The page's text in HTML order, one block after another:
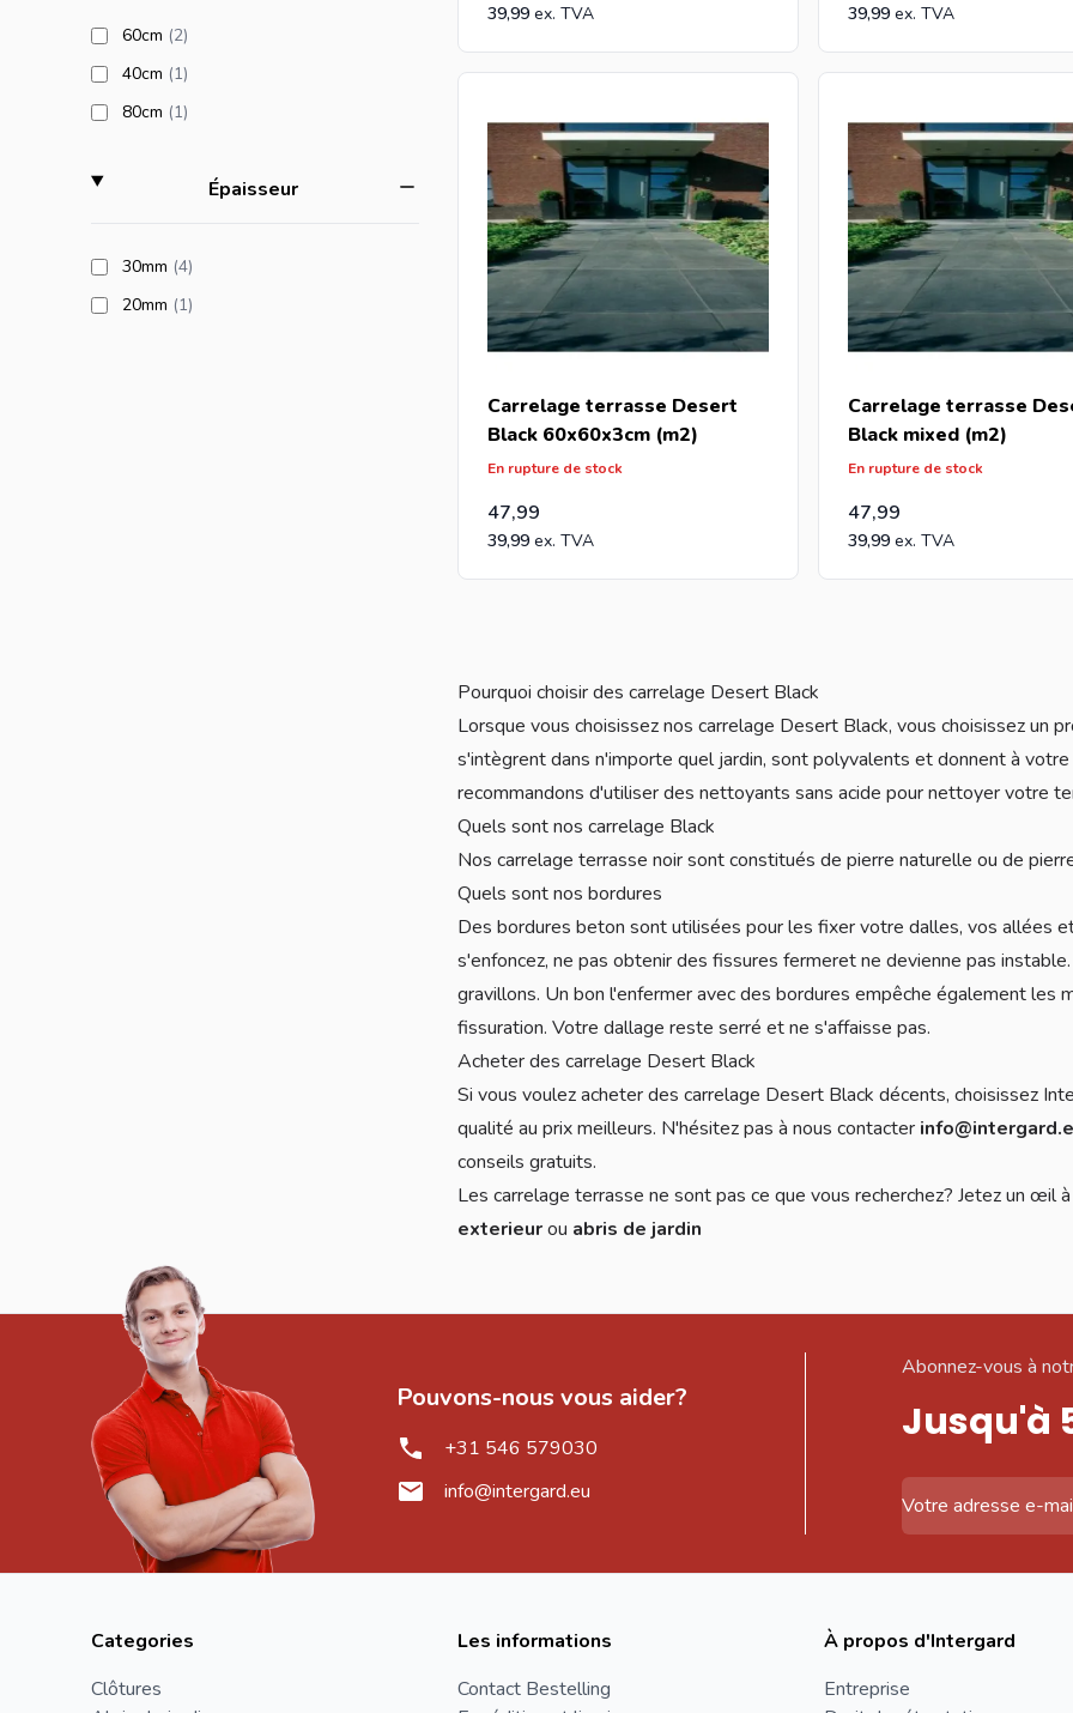
60cm (2products available
)
40cm (1products available
)
80cm (1products available
)
Épaisseurfilter
30mm (4products available
)
20mm (1products available
)
39,99 39,99
Carrelage terrasse Desert
Black 60x60x3cm (m2)
En rupture de stock
47,99
39,99
Carrelage terrasse
Black mixed (m2)
En rupture de stock
47,99
39,99
Pourquoi choisir des carrelage Desert Black
Lorsque vous choisissez nos carrelage Desert Black, vous choisissez un
s'intègrent dans n'importe quel jardin, sont polyvalents et donnent à
recommandons d'utiliser des nettoyants sans acide pour nettoyer votre
Quels sont nos carrelage Black
Nos carrelage terrasse noir sont constitués de pierre naturelle ou de
Quels sont nos bordures
Des bordures beton sont utilisées pour les fixer votre dalles, vos allées
s'enfoncez, ne pas obtenir des fissures fermeret ne devienne pas
gravillons. Un bon l'enfermer avec des bordures empêche également les
fissuration. Votre dallage reste serré et ne s'affaisse pas.
Acheter des carrelage Desert Black
Si vous voulez acheter des carrelage Desert Black décents, choisissez
qualité au prix meilleurs. N'hésitez pas à nous contacter
conseils gratuits.
Les carrelage terrasse ne sont pas ce que vous recherchez? Jetez un
exterieurou abris de jardin
Pouvons-nous vous aider?
+31 546 579030
info@intergard.eu
Abonnez-vous à
Jusqu'à
Categories
Clôtures
Les informations
Contact Bestelling
À propos d'Intergard
Entreprise